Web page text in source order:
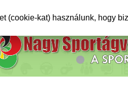
(cookie-kat) használunk, hogy